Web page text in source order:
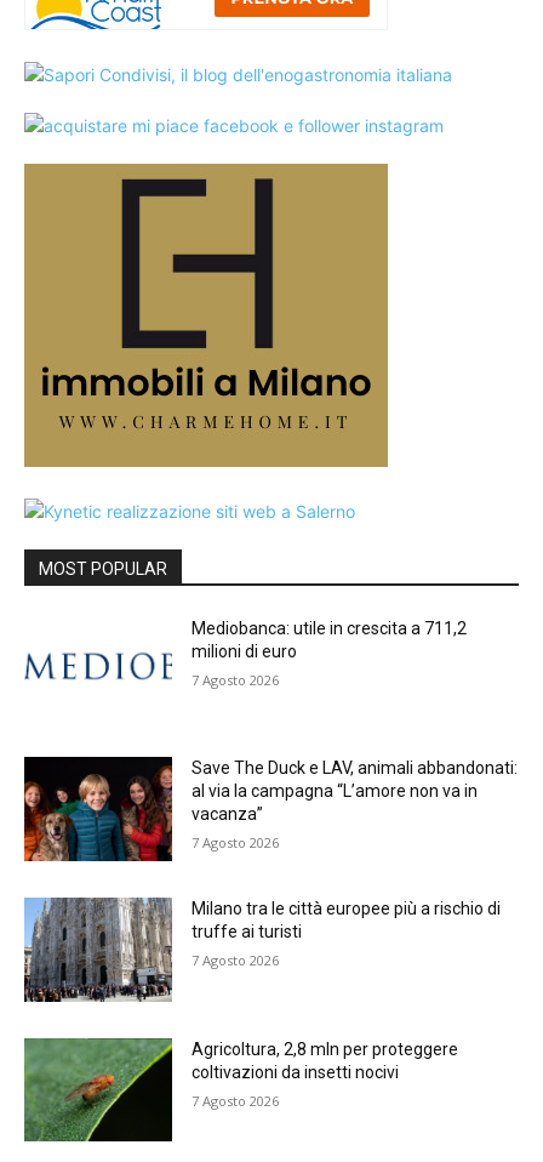
MOST POPULAR
Mediobanca: utile in crescita a 711,2
milioni di euro
7 Agosto 2026
Save The Duck e LAV, animali abbandonati:
al via la campagna “L’amore non va in
vacanza”
7 Agosto 2026
Milano tra le città europee più a rischio di
truffe ai turisti
7 Agosto 2026
Agricoltura, 2,8 mln per proteggere
coltivazioni da insetti nocivi
7 Agosto 2026